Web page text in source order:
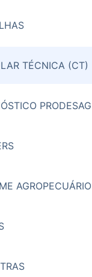
TÉCNICA (CT)
PRODESAG